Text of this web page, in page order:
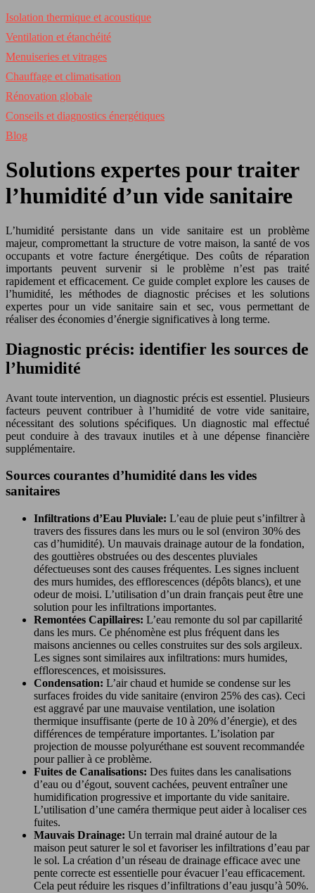
Isolation thermique et acoustique
Ventilation et étanchéité
Menuiseries et vitrages
Chauffage et climatisation
Rénovation globale
Conseils et diagnostics énergétiques
Blog
Solutions expertes pour traiter
l’humidité d’un vide sanitaire
L’humidité persistante dans un vide sanitaire est un problème
majeur, compromettant la structure de votre maison, la santé de vos
occupants et votre facture énergétique. Des coûts de réparation
importants peuvent survenir si le problème n’est pas traité
rapidement et efficacement. Ce guide complet explore les causes de
l’humidité, les méthodes de diagnostic précises et les solutions
expertes pour un vide sanitaire sain et sec, vous permettant de
réaliser des économies d’énergie significatives à long terme.
Diagnostic précis: identifier les sources de
l’humidité
Avant toute intervention, un diagnostic précis est essentiel. Plusieurs
facteurs peuvent contribuer à l’humidité de votre vide sanitaire,
nécessitant des solutions spécifiques. Un diagnostic mal effectué
peut conduire à des travaux inutiles et à une dépense financière
supplémentaire.
Sources courantes d’humidité dans les vides
sanitaires
Infiltrations d’Eau Pluviale: L’eau de pluie peut s’infiltrer à
travers des fissures dans les murs ou le sol (environ 30% des
cas d’humidité). Un mauvais drainage autour de la fondation,
des gouttières obstruées ou des descentes pluviales
défectueuses sont des causes fréquentes. Les signes incluent
des murs humides, des efflorescences (dépôts blancs), et une
odeur de moisi. L’utilisation d’un drain français peut être une
solution pour les infiltrations importantes.
Remontées Capillaires: L’eau remonte du sol par capillarité
dans les murs. Ce phénomène est plus fréquent dans les
maisons anciennes ou celles construites sur des sols argileux.
Les signes sont similaires aux infiltrations: murs humides,
efflorescences, et moisissures.
Condensation: L’air chaud et humide se condense sur les
surfaces froides du vide sanitaire (environ 25% des cas). Ceci
est aggravé par une mauvaise ventilation, une isolation
thermique insuffisante (perte de 10 à 20% d’énergie), et des
différences de température importantes. L’isolation par
projection de mousse polyuréthane est souvent recommandée
pour pallier à ce problème.
Fuites de Canalisations: Des fuites dans les canalisations
d’eau ou d’égout, souvent cachées, peuvent entraîner une
humidification progressive et importante du vide sanitaire.
L’utilisation d’une caméra thermique peut aider à localiser ces
fuites.
Mauvais Drainage: Un terrain mal drainé autour de la
maison peut saturer le sol et favoriser les infiltrations d’eau par
le sol. La création d’un réseau de drainage efficace avec une
pente correcte est essentielle pour évacuer l’eau efficacement.
Cela peut réduire les risques d’infiltrations d’eau jusqu’à 50%.